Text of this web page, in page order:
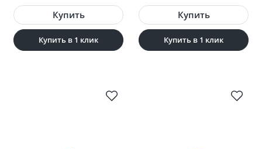
Купить в 1 клик Купить в 1 клик